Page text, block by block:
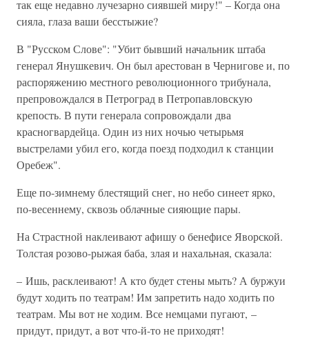
так еще недавно лучезарно сиявшей миру!" – Когда она
сияла, глаза ваши бесстыжие?
В "Русском Слове": "Убит бывший начальник штаба
генерал Янушкевич. Он был арестован в Чернигове и, по
распоряжению местного революционного трибунала,
препровождался в Петроград в Петропавловскую
крепость. В пути генерала сопровождали два
красногвардейца. Один из них ночью четырьмя
выстрелами убил его, когда поезд подходил к станции
Оребеж".
Еще по-зимнему блестящий снег, но небо синеет ярко,
по-весеннему, сквозь облачные сияющие пары.
На Страстной наклеивают афишу о бенефисе Яворской.
Толстая розово-рыжая баба, злая и нахальная, сказала:
– Ишь, расклеивают! А кто будет стены мыть? А буржуи
будут ходить по театрам! Им запретить надо ходить по
театрам. Мы вот не ходим. Все немцами пугают, –
придут, придут, а вот что-й-то не приходят!